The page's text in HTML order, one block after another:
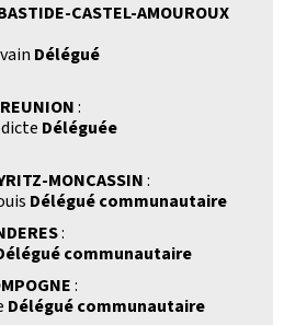
CASTEL-AMOUROUX
Délégué
:
Déléguée
MONCASSIN:
Délégué communautaire
:
communautaire
:
Délégué communautaire